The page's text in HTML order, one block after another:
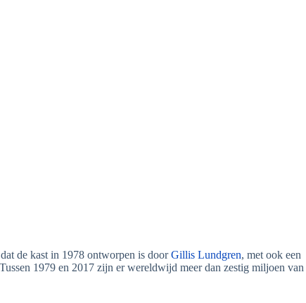
de kast in 1978 ontworpen is doorGillis Lundgren, met ook een
1979 en 2017 zijn er wereldwijd meer dan zestig miljoen van